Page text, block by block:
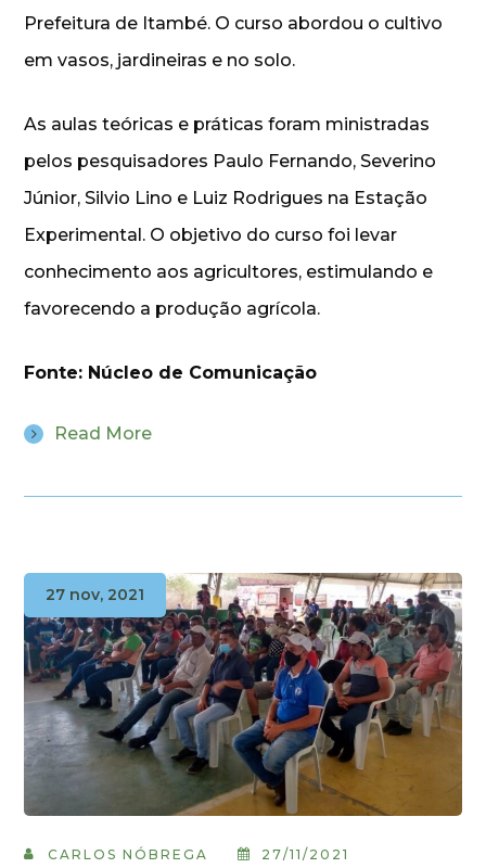
Prefeitura de Itambé. O curso abordou o cultivo
em vasos, jardineiras e no solo.
As aulas teóricas e práticas foram ministradas
pelos pesquisadores Paulo Fernando, Severino
Júnior, Silvio Lino e Luiz Rodrigues na Estação
Experimental. O objetivo do curso foi levar
conhecimento aos agricultores, estimulando e
favorecendo a produção agrícola.
Fonte: Núcleo de Comunicação
Read More
27 nov, 2021
CARLOS NÓBREGA
27/11/2021